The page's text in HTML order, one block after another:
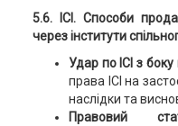
5.6. ІСІ. Способи
через інститути
Удар по ІСІ з
права ІСІ на
наслідки та
Правовий